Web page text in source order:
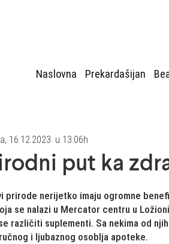
Naslovna Prekardašijan
16.12.2023. u 13:06h
put ka
prirode nerijetko imaju ogromne
se nalazi u Mercator centru u
različiti suplementi. Sa nekima od
i ljubaznog osoblja apoteke.